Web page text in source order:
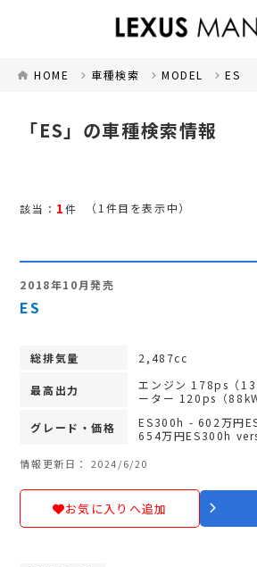
HOME 車種検索 MODEL ES
「ES」の車種検索情報
該当： 1件 （1件目を表示中）
2018年10月発売
ES
総排気量 2,487cc
最高出力
エンジン 178ps（
ーター 120ps（
グレード・価格
ES300h - 602万円
654万円ES300h
情報更新日： 2024/6/20
お気に入りへ追加